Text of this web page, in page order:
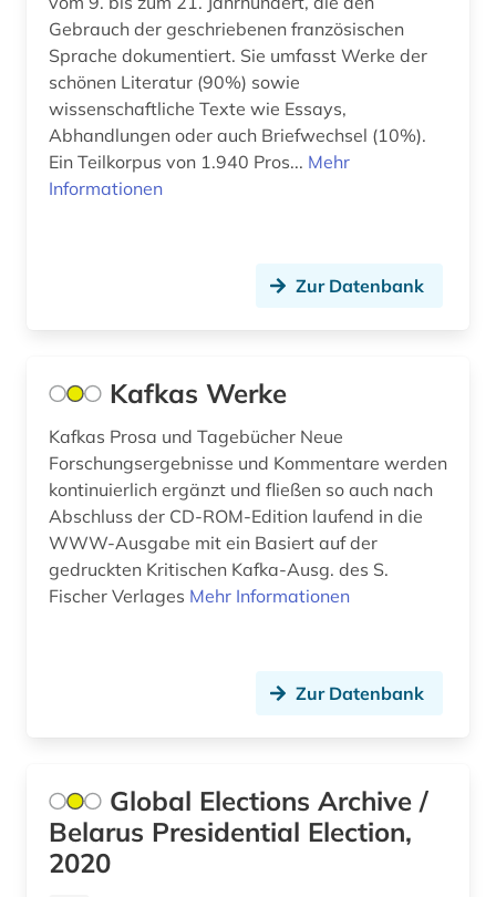
albert (1879-1955) (1)
alberto caeiro (1)
albertus, magnus, heiliger | katholischer
theologe; bischof; philosoph; alchemist;
naturwissenschaftler; heiliger (1)
albrecht (4)
aleksandr a. (1)
alemannisch (1)
alexander von humboldt (3)
alexandr s. (1)
alfred (1)
algerien (1)
alighieri (3)
alkohol (2)
Gebrauch der geschriebenen französischen
Sprache dokumentiert. Sie umfasst Werke der
schönen Literatur (90%) sowie
wissenschaftliche Texte wie Essays,
Abhandlungen oder auch Briefwechsel (10%).
Ein Teilkorpus von 1.940 Pros... Mehr
Informationen
Zur Datenbank
Kafkas Werke
Kafkas Prosa und Tagebücher Neue
Forschungsergebnisse und Kommentare werden
kontinuierlich ergänzt und fließen so auch nach
Abschluss der CD-ROM-Edition laufend in die
WWW-Ausgabe mit ein Basiert auf der
gedruckten Kritischen Kafka-Ausg. des S.
Fischer Verlages Mehr Informationen
Zur Datenbank
Global Elections Archive /
Belarus Presidential Election,
2020